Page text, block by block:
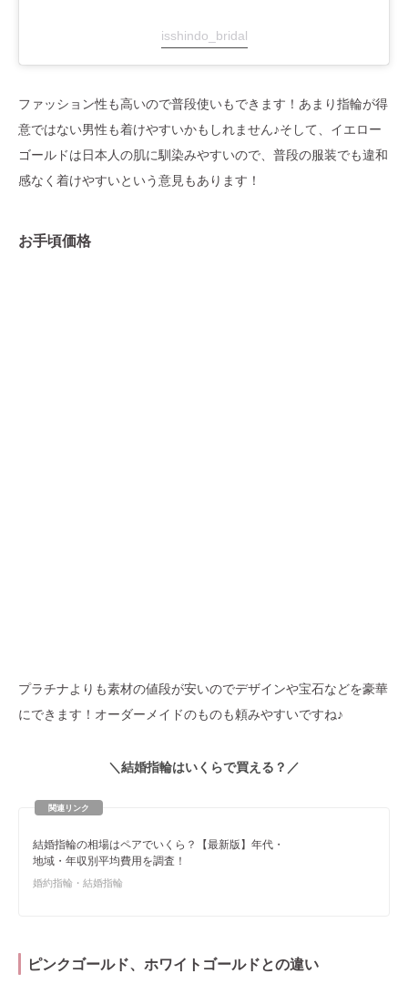
isshindo_bridal
ファッション性も高いので普段使いもできます！あまり指輪が得
意ではない男性も着けやすいかもしれません♪そして、イエロー
ゴールドは日本人の肌に馴染みやすいので、普段の服装でも違和
感なく着けやすいという意見もあります！
お手頃価格
プラチナよりも素材の値段が安いのでデザインや宝石などを豪華
にできます！オーダーメイドのものも頼みやすいですね♪
＼結婚指輪はいくらで買える？ ／
結婚指輪の相場はペアでいくら？【最新版】年代・
地域・年収別平均費用を調査！
婚約指輪・結婚指輪
ピンクゴールド、ホワイトゴールドとの違い